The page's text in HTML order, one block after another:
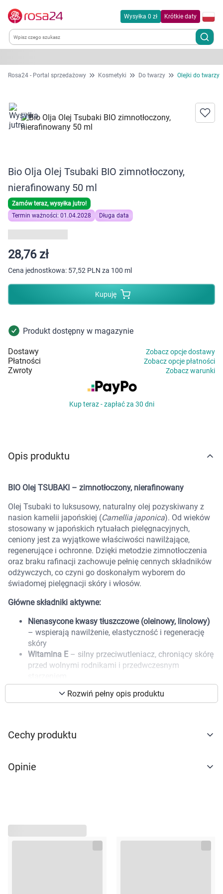
Korzystamy z plików cookies w celu
dostosowania zawartości serwisu do Twoich
polityce prywatności. Możesz określić
warunki przechowywania lub dostępu do
ustawienia wszystkich cookies klikając
Wysyłka 0 zł Krótkie daty
Kategorie
Dla zwierząt
Zdrowie
Kobieta w ciąży i mama
Dziecko
Higiena
Kosmetyki
Mężczyzna
Zdrowy styl życia
Zabawki
Marki
Rosa24 - Portal sprzedażowy Kosmetyki Do twarzy Olejki do twarzy
Bio Olja Olej Tsubaki BIO zimnotłoczony,
nierafinowany 50 ml
Zamów teraz, wysyłka jutro!
Termin ważności: 01.04.2028
Długa data
28,76 zł
Cena jednostkowa: 57,52 PLN za 100 ml
Kupuję
Produkt dostępny w magazynie
Dostawy Zobacz opcje dostawy
Płatności Zobacz opcje płatności
Zwroty Zobacz warunki
Kup teraz - zapłać za 30 dni
Opis produktu
BIO Olej TSUBAKI – zimnotłoczony, nierafinowany
Olej Tsubaki to luksusowy, naturalny olej pozyskiwany z
nasion kamelii japońskiej (Camellia japonica). Od wieków
stosowany w japońskich rytuałach pielęgnacyjnych,
ceniony jest za wyjątkowe właściwości nawilżające,
regenerujące i ochronne. Dzięki metodzie zimnotłoczenia
oraz braku rafinacji zachowuje pełnię cennych składników
odżywczych, co czyni go doskonałym wyborem do
świadomej pielęgnacji skóry i włosów.
Główne składniki aktywne:
Nienasycone kwasy tłuszczowe (oleinowy, linolowy)
– wspierają nawilżenie, elastyczność i regenerację
skóry
Witamina E – silny przeciwutleniacz, chroniący skórę
przed wolnymi rodnikami i przedwczesnym
Polifenole– wykazują działanie przeciwzapalne i
łagodzące
intensywne nawilżenie i odżywienie skóry
wsparcie regeneracji skóry i gojenia się drobnych
wzmocnienie włosów, nadanie im blasku, miękkości i
zdrowego wyglądu
Rozwiń pełny opis produktu
Cechy produktu
Opinie